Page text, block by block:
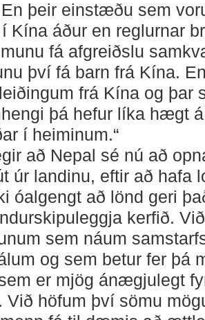
þeir einstæðu sem
Kína áður en reglurnar
fá afgreiðslu
því fá barn frá Kína.
frá Kína og þar
þá hefur líka hægt
í heiminum.“
að Nepal sé nú að
úr landinu, eftir að hafa
óalgengt að lönd geri
kerfið.
sem náum
og sem betur fer þá
er mjög ánægjulegt
Við höfum því sömu